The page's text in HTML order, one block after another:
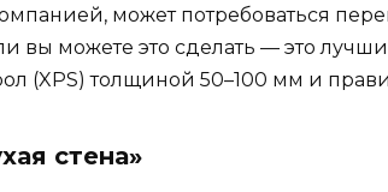
может потребоваться
вы можете это сделать — это
(XPS) толщиной 50–100 мм и
стена»